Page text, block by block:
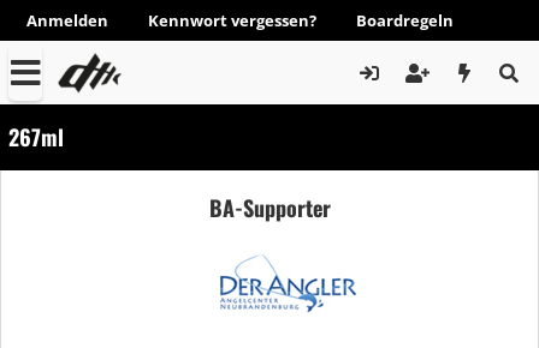
Anmelden Kennwort vergessen? Boardregeln
267ml
BA-Supporter